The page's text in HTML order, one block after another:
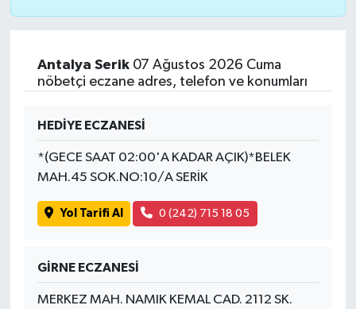
Antalya Serik07 Ağustos 2026 Cuma
nöbetçi eczane adres, telefon ve konumları
HEDİYE ECZANESİ
*(GECE SAAT 02:00'A KADAR AÇIK)*BELEK
MAH.45 SOK.NO:10/A SERİK
Yol Tarifi Al 0 (242) 715 18 05
GİRNE ECZANESİ
MERKEZ MAH. NAMIK KEMAL CAD. 2112 SK.